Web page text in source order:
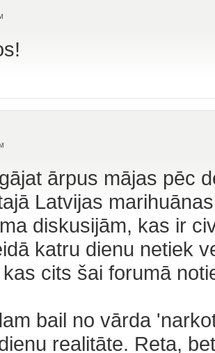
ārpus mājas pēc
Latvijas
diskusijām, kas ir
katru dienu netiek
cits šai forumā
bail no vārda
realitāte. Reta,